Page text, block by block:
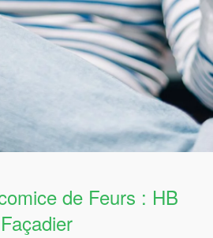
de Feurs : HB
Façadier